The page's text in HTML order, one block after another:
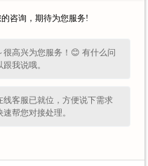
的材料、规范的安装
式
作业提供平稳。
地面材质的关联解析
咨询，期待为您服务!
很高兴为您服务！😊 有什么问
我说哦。
线客服已就位，方便说下需求
帮您对接处理。